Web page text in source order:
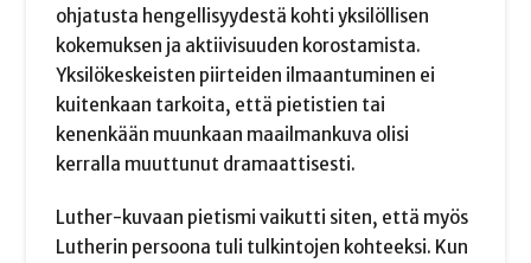
ohjatusta hengellisyydestä kohti yksilöllisen
kokemuksen ja aktiivisuuden korostamista.
Yksilökeskeisten piirteiden ilmaantuminen ei
kuitenkaan tarkoita, että pietistien tai
kenenkään muunkaan maailmankuva olisi
kerralla muuttunut dramaattisesti.
Luther-kuvaan pietismi vaikutti siten, että myös
Lutherin persoona tuli tulkintojen kohteeksi. Kun